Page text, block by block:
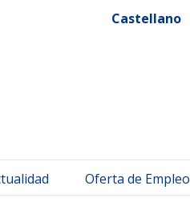
Castellano
Oferta de Empleo